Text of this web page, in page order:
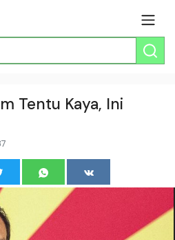
Tentu Kaya, Ini